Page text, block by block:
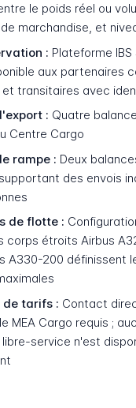
le poids réel ou
marchandise, et
: Plateforme
aux partenaires
transitaires avec
: Quatre
Centre Cargo
rampe : Deux
des envois
de flotte :
corps étroits Airbus
A330-200 définissent
de tarifs : Contact
MEA Cargo requis ;
service n'est